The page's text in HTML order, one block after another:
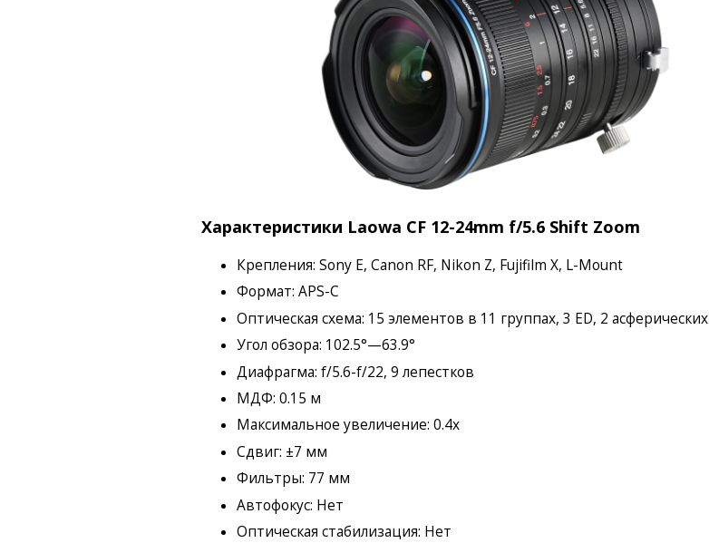
Характеристики Laowa CF 12-24mm f/5.6 Shift Zoom
Крепления: Sony E, Canon RF, Nikon Z, Fujifilm X, L-Mount
Формат: APS-C
Оптическая схема: 15 элементов в 11 группах, 3 ED, 2 асферических
Угол обзора: 102.5°—63.9°
Диафрагма: f/5.6-f/22, 9 лепестков
МДФ: 0.15 м
Максимальное увеличение: 0.4x
Сдвиг: ±7 мм
Фильтры: 77 мм
Автофокус: Нет
Оптическая стабилизация: Нет